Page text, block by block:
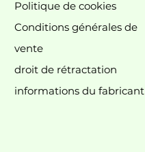
pour le moment.
Politique de cookies
Conditions générales de
vente
droit de rétractation
informations du fabricant